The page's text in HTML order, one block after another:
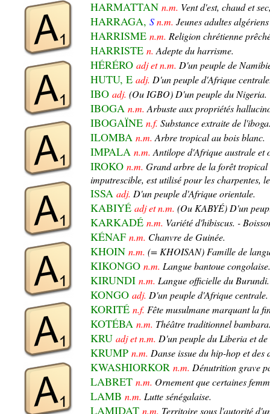
HARMATTAN n.m. Vent d'est, chaud et
HARRAGA, Sn.m. Jeunes adultes
HARRISME n.m. Religion chrétienne
HARRISTE n. Adepte du harrisme.
HÉRÉRO adj et n.m. D'un peuple de
HUTU, E adj. D'un peuple d'Afrique
IBO adj. (Ou IGBO) D'un peuple du Nigeria.
IBOGA n.m. Arbuste aux propriétés
IBOGAÏNE n.f. Substance extraite de
ILOMBA n.m. Arbre tropical au bois blanc.
IMPALA n.m. Antilope d'Afrique australe et
IROKO n.m. Grand arbre de la forêt
imputrescible, est utilisé pour les charpentes,
ISSA adj. D'un peuple d'Afrique orientale.
KABIYÉ adj et n.m. (Ou KABYÉ) D'un
KARKADÉ n.m. Variété d'hibiscus. -
KÉNAF n.m. Chanvre de Guinée.
KHOIN n.m. (= KHOISAN) Famille de
KIKONGO n.m. Langue bantoue congolaise.
KIRUNDI n.m. Langue officielle du Burundi.
KONGO adj. D'un peuple d'Afrique centrale.
KORITÉ n.f. Fête musulmane marquant la
KOTÉBA n.m. Théâtre traditionnel
KRU adj et n.m. D'un peuple du Liberia et
KRUMP n.m. Danse issue du hip-hop et
KWASHIORKOR n.m. Dénutrition grave
LABRET n.m. Ornement que certaines
LAMB n.m. Lutte sénégalaise.
LAMIDAT n.m. Territoire sous l'autorité